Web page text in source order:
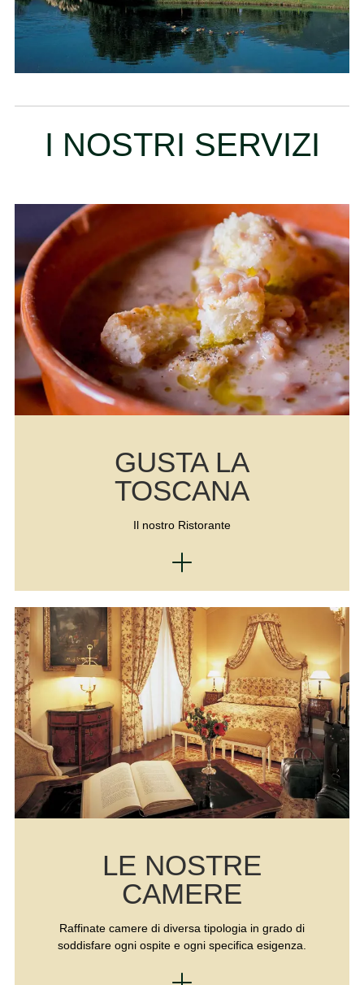
I NOSTRI SERVIZI
GUSTA LA
TOSCANA
Il nostro Ristorante
LE NOSTRE
CAMERE
Raffinate camere di diversa tipologia in grado di
soddisfare ogni ospite e ogni specifica esigenza.